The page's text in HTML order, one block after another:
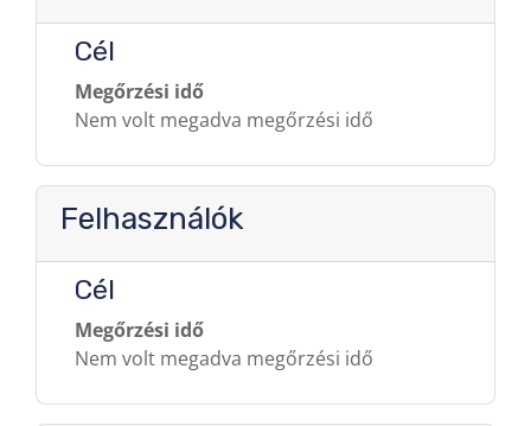
Cél
Megőrzési idő
Nem volt megadva megőrzési idő
Felhasználók
Cél
Megőrzési idő
Nem volt megadva megőrzési idő